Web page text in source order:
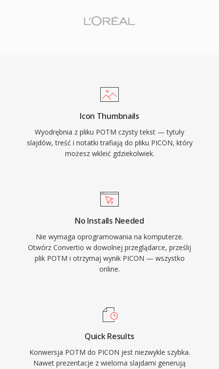
Icon Thumbnails
Wyodrębnia z pliku POTM czysty tekst — tytuły
slajdów, treść i notatki trafiają do pliku PICON, który
możesz wkleić gdziekolwiek.
No Installs Needed
Nie wymaga oprogramowania na komputerze.
Otwórz Convertio w dowolnej przeglądarce, prześlij
plik POTM i otrzymaj wynik PICON — wszystko
online.
Quick Results
Konwersja POTM do PICON jest niezwykle szybka.
Nawet prezentacje z wieloma slajdami generują